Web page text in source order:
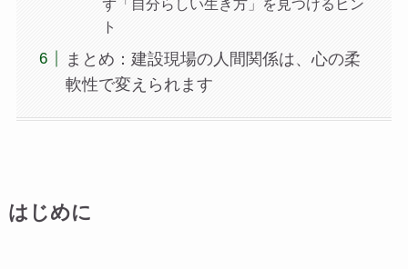
ト
まとめ：建設現場の人間関係は、心の柔
軟性で変えられます
はじめに